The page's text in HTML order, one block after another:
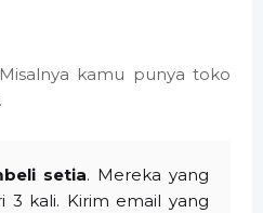
kamu punya toko
setia. Mereka yang
3 kali. Kirim email yang